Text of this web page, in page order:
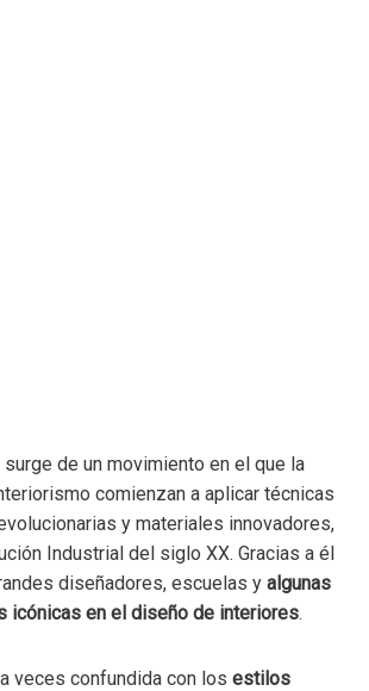
surge de un movimiento en el que la
comienzan a aplicar técnicas
y materiales innovadores,
Industrial del siglo XX. Gracias a él
diseñadores, escuelas y algunas
icónicas en el diseño de interiores.
veces confundida con los estilos